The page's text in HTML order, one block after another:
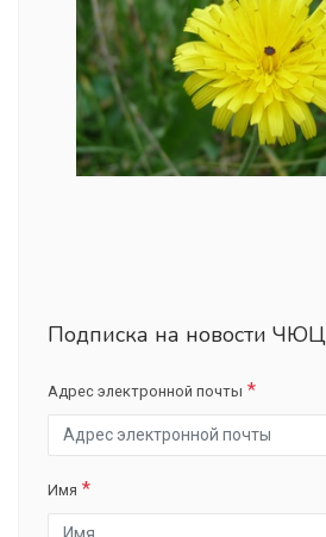
Подписка на новости ЧЮЦ
Адрес электронной почты
Имя